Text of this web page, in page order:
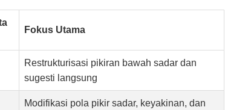
Fokus Utama
Restrukturisasi pikiran bawah sadar dan
sugesti langsung
Modifikasi pola pikir sadar, keyakinan, dan